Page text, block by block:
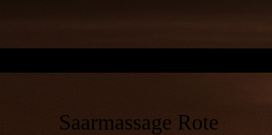
Saarmassage Rote